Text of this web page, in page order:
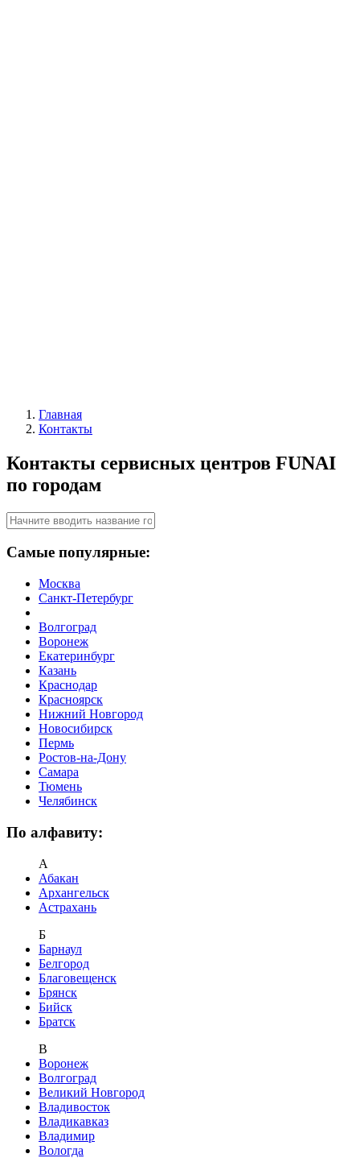
Главная
Контакты
Контакты сервисных центров FUNAI
по городам
Самые популярные:
Москва
Санкт-Петербург
Волгоград
Воронеж
Екатеринбург
Казань
Краснодар
Красноярск
Нижний Новгород
Новосибирск
Пермь
Ростов-на-Дону
Самара
Тюмень
Челябинск
По алфавиту:
А
Абакан
Архангельск
Астрахань
Б
Барнаул
Белгород
Благовещенск
Брянск
Бийск
Братск
В
Воронеж
Волгоград
Великий Новгород
Владивосток
Владикавказ
Владимир
Вологда